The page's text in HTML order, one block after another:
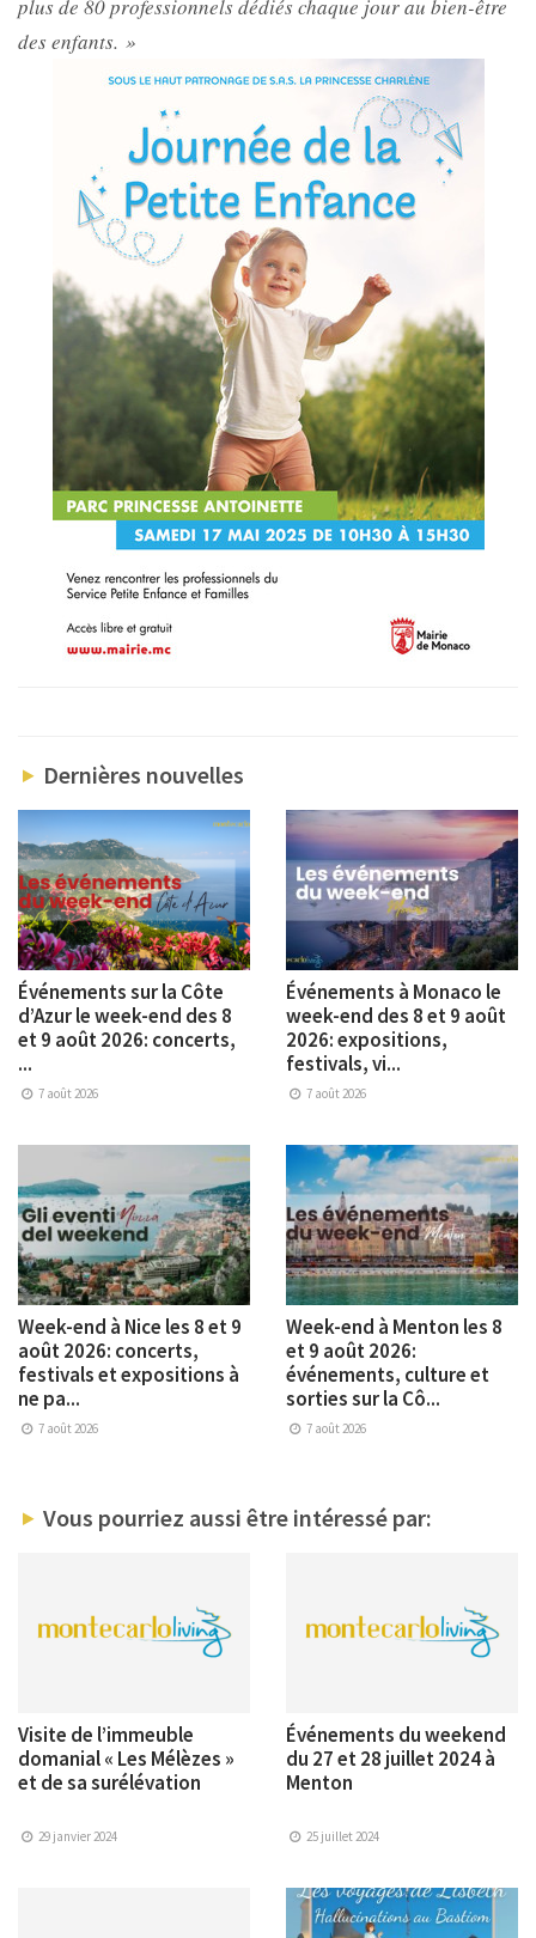
plus de 80 professionnels dédiés chaque jour au bien-être
des enfants. »
Dernières nouvelles
Événements sur la Côte
d’Azur le week-end des 8
et 9 août 2026: concerts,
...
7 août 2026
Événements à Monaco le
week-end des 8 et 9 août
2026: expositions,
festivals, vi...
7 août 2026
Week-end à Nice les 8 et 9
août 2026: concerts,
festivals et expositions à
ne pa...
7 août 2026
Week-end à Menton les 8
et 9 août 2026:
événements, culture et
sorties sur la Cô...
7 août 2026
Vous pourriez aussi être intéressé par:
Visite de l’immeuble
domanial « Les Mélèzes »
et de sa surélévation
29 janvier 2024
Événements du weekend
du 27 et 28 juillet 2024 à
Menton
25 juillet 2024